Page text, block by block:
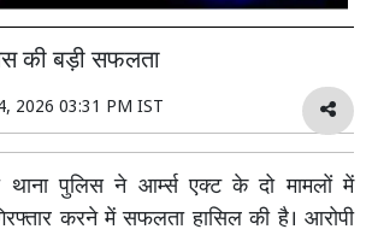
की बड़ी सफलता
2026 03:31 PM IST
थाना पुलिस ने आर्म्स एक्ट के दो मामलों में
करने में सफलता हासिल की है। आरोपी